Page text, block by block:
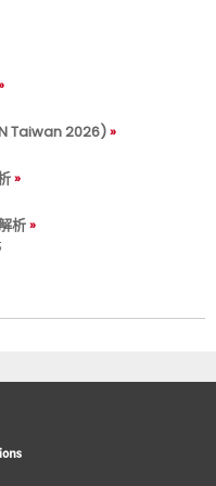
Taiwan 2026)
析